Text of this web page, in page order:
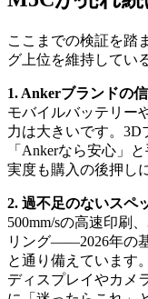
ここまでの検証を踏
グ上位を維持してい
1. Ankerブランドの
モバイルバッテリー
力は大きいです。3D
「Ankerなら安心」
実度も購入の後押し
2. 過不足のないスペ
500mm/sの高速印刷
リング——2026年の
と通り備えています
ディスプレイやカメ